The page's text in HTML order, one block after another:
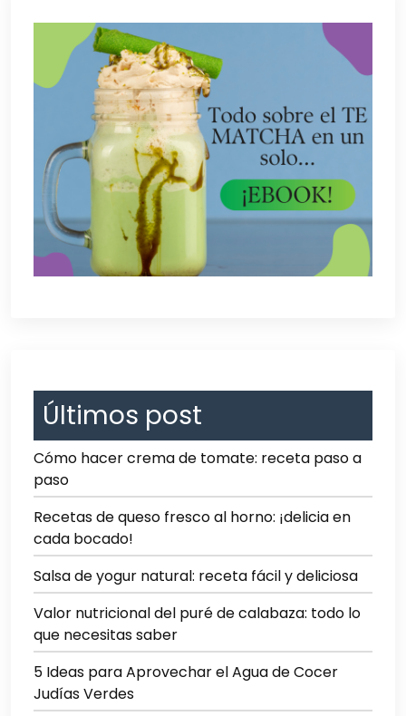
Últimos post
Cómo hacer crema de tomate: receta paso a
paso
Recetas de queso fresco al horno: ¡delicia en
cada bocado!
Salsa de yogur natural: receta fácil y deliciosa
Valor nutricional del puré de calabaza: todo lo
que necesitas saber
5 Ideas para Aprovechar el Agua de Cocer
Judías Verdes